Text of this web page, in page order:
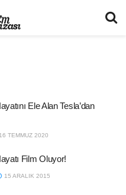
Ele Alan Tesla’dan
16 TEMMUZ 2020
Film Oluyor!
15 ARALIK 2015